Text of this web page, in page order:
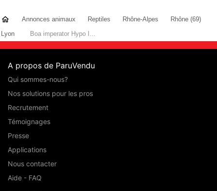
Annonces animaux Reptiles Rhône-Alpes
Rhône (69)
Lyon
Boa imperator Hypo I...
A propos de ParuVendu
Qui sommes-nous?
Nos solutions pour les pros
Recrutement
Témoignages
Presse
Applications
Nous contacter
Aide - FAQ